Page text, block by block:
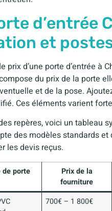
d’entrée
et
prix d’une porte d’entrée à
du prix de la porte
et de la pose.
Ces éléments varient
repères, voici un tableau
des modèles standards
les devis reçus.
de porte
Prix de la
fourniture
700€ – 1 800€